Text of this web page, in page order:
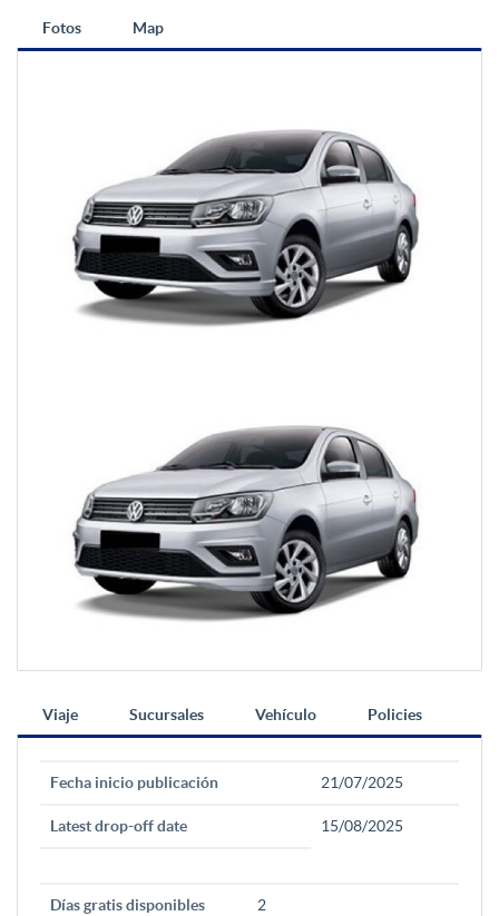
Fotos Map
Viaje Sucursales Vehículo Policies
Fecha inicio publicación 21/07/2025
Latest drop-off date 15/08/2025
Días gratis disponibles 2